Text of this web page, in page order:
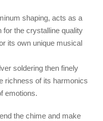
shaping, acts as a
for the crystalline quality
its own unique musical
soldering then finely
richness of its harmonics
emotions.
the chime and make